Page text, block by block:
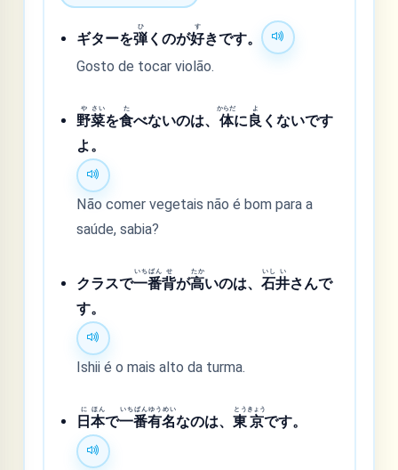
ギターを弾
ひ
くのが好
す
きです。
Gosto de tocar violão.
野
や
菜
さい
を食
た
べないのは、 体
からだ
に良
よ
くないです
よ。
Não comer vegetais não é bom para a
saúde, sabia?
クラスで一
いち
番
ばん
背
せ
が高
たか
いのは、石
いし
井
い
さんで
す。
Ishii é o mais alto da turma.
日
に
本
ほん
で一
いち
番
ばん
有
ゆう
名
めい
なのは、東
とう
京
きょう
です。